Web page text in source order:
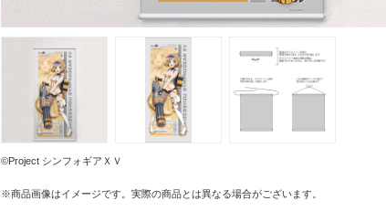
©Project シンフォギアＸＶ
※商品画像はイメージです。実際の商品とは異なる場合がございます。